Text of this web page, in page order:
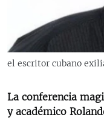
ESPECIALES
ESPECIALES
SER VIEJO EN CUBA
MULTIMEDIA
SÍGUENOS
el escritor cubano
La conferencia
y académico